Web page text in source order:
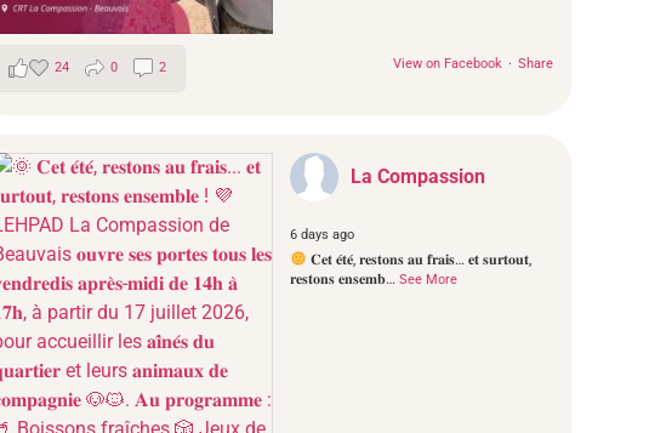
View on Facebook · Share
24 0 2
La Compassion
6 days ago
𝐂𝐞𝐭 𝐞́𝐭𝐞́, 𝐫𝐞𝐬𝐭𝐨𝐧𝐬 𝐚𝐮 𝐟𝐫𝐚𝐢𝐬… 𝐞𝐭 𝐬𝐮𝐫𝐭𝐨𝐮𝐭,
𝐫𝐞𝐬𝐭𝐨𝐧𝐬 𝐞𝐧𝐬𝐞𝐦𝐛… See More